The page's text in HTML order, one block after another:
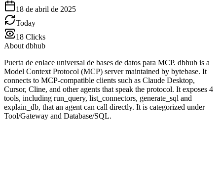
18 de abril de 2025
Today
18 Clicks
About dbhub
Puerta de enlace universal de bases de datos para MCP. dbhub is a
Model Context Protocol (MCP) server maintained by bytebase. It
connects to MCP-compatible clients such as Claude Desktop,
Cursor, Cline, and other agents that speak the protocol. It exposes 4
tools, including run_query, list_connectors, generate_sql and
explain_db, that an agent can call directly. It is categorized under
Tool/Gateway and Database/SQL.